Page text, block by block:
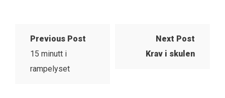
Previous Post
15 minutt i
rampelyset
Next Post
Krav i skulen